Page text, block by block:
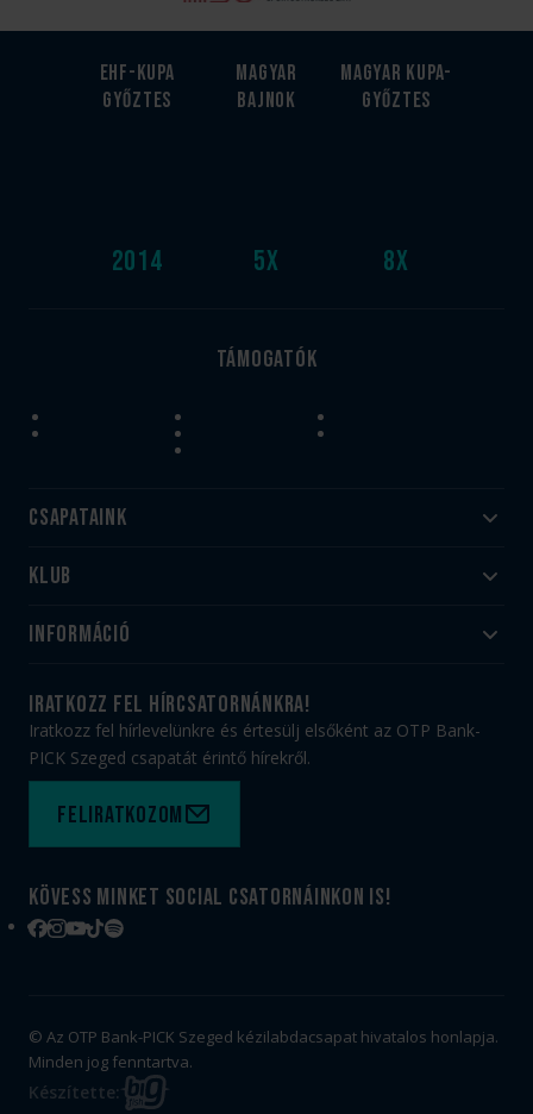
EHF-Kupa
győztes
2014
Magyar
bajnok
5x
Magyar kupa-
győztes
8x
Támogatók
Csapataink
Felnőtt
Utánpótlás
Klub
#HandballFamily
Munkatársaink
PICK Aréna
Sajtóakkreditáció
Információ
Jegy- és bérletvásárlás
Webshop
Felhasználási feltételek
Kapcsolat
iratkozz fel hírcsatornánkra!
Iratkozz fel hírlevelünkre és értesülj elsőként az OTP Bank-
PICK Szeged csapatát érintő hírekről.
Feliratkozom
Kövess minket social csatornáinkon is!
Facebook
Instagram
YouTube
TikTokSpotify
© Az OTP Bank-PICK Szeged kézilabdacsapat hivatalos honlapja.
Minden jog fenntartva.
Készítette: BIG